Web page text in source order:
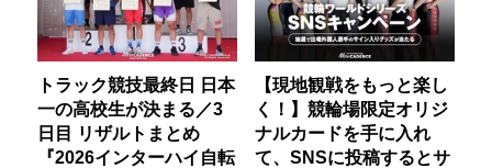
トラック競技最終日 日本
一の高校生が決まる／3
日目 リザルトまとめ
『2026インターハイ自転
【現地観戦をもっと楽し
く！】競輪場限定オリジ
ナルカードを手に入れ
て、SNSに投稿するとサ